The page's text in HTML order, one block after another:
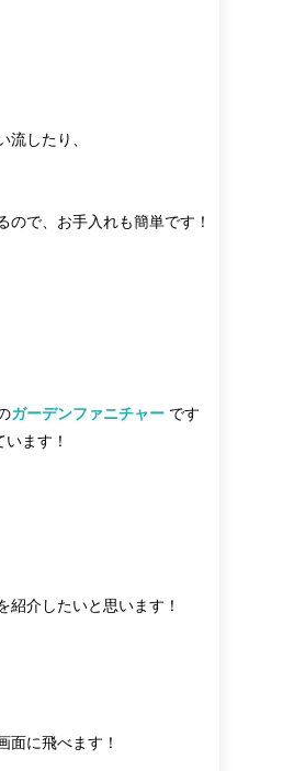
流したり、
ので、お手入れも簡単です！
ガーデンファニチャー です
ます！
紹介したいと思います！
面に飛べます！